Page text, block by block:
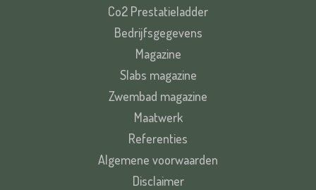
Co2 Prestatieladder
Bedrijfsgegevens
Magazine
Slabs magazine
Zwembad magazine
Maatwerk
Referenties
Algemene voorwaarden
Disclaimer